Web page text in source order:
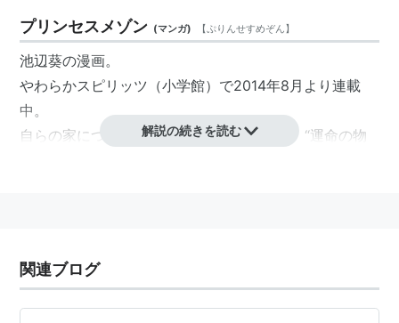
プリンセスメゾン (マンガ) 【ぷりんせすめぞん】
池辺葵の漫画。
やわらかスピリッツ （小学館）で2014年8月より連載
中。
自らの家について考える女性を描く群像劇。“運命の物
ラウマンガ大賞特別賞を受賞。
2016年10月25日より、NHK BSプレミアムでテレビド
ラマが放送。全8回。
解説の続きを読む
関連ブログ